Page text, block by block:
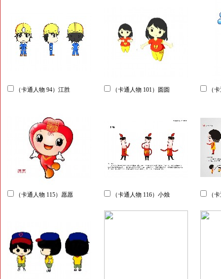
（卡通人物 94）江胜 （卡通人物 101）圆圆 （
（卡通人物 115）愿愿 （卡通人物 116）小烛 （